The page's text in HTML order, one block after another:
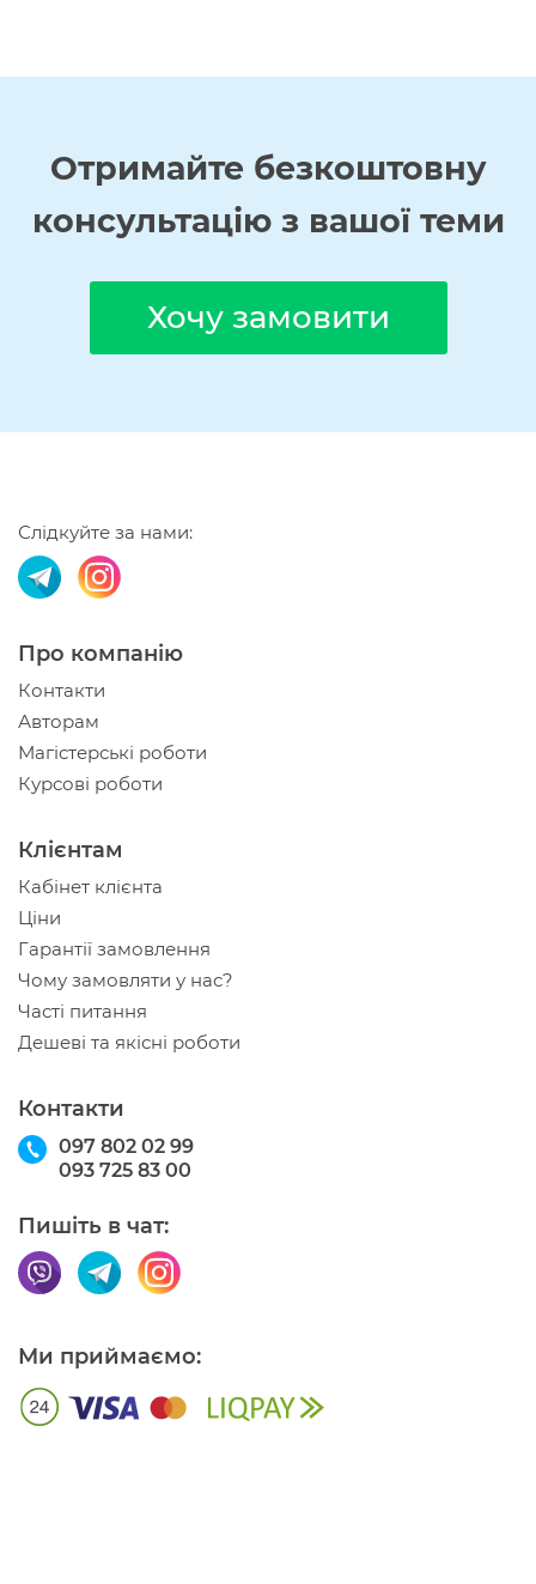
Отримайте безкоштовну
консультацію з вашої теми
Хочу замовити
Слідкуйте за нами:
Про компанію
Контакти
Авторам
Магістерські роботи
Курсові роботи
Клієнтам
Кабінет клієнта
Ціни
Гарантії замовлення
Чому замовляти у нас?
Часті питання
Дешеві та якісні роботи
Контакти
097 802 02 99
093 725 83 00
Пишіть в чат:
Ми приймаємо: